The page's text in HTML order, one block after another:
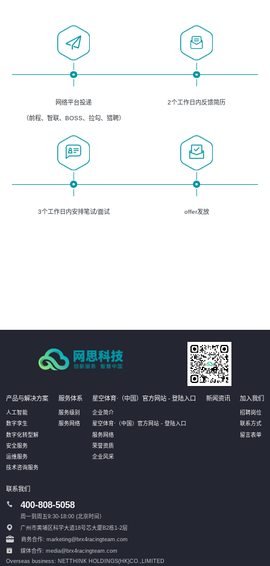
网络平台投递
（前程、智联、BOSS、拉勾、猎聘）
2个工作日内反馈简历
3个工作日内安排笔试/面试 offer发放
产品与解决方案
人工智能
数字孪生
数字化转型解
安全服务
运维服务
技术咨询服务
服务体系
服务级别
服务网络
星空体育·（中国）官方网站 - 登陆入口
企业简介
星空体育·（中国）官方网站 - 登陆入口
服务网络
荣誉资质
企业风采
新闻资讯 加入我们
招聘岗位
联系方式
留言表单
联系我们
400-808-5058
周一到周五9:30-18:00 (北京时间）
广州市黄埔区科学大道18号芯大厦B2栋1-2层
商务合作: marketing@brx4racingteam.com
媒体合作: media@brx4racingteam.com
Overseas business: NETTHINK HOLDINGS(HK)CO.,LIMITED